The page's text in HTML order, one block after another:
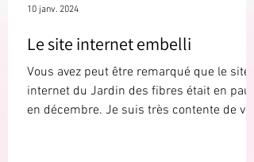
Le site internet embelli
Vous avez peut être remarqué que le site
internet du Jardin des fibres était en
en décembre. Je suis très contente de
10 janv. 2024